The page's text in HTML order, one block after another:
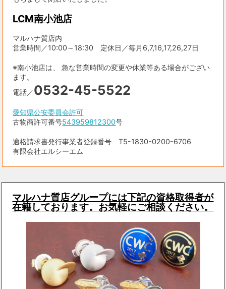
LCM南小池店
マルハナ質店内
営業時間／10:00～18:30 定休日／毎月6,7,16,17,26,27日
※南小池店は、 急な営業時間の変更や休業等ある場合がござい
ます。
電話／0532-45-5522
愛知県公安委員会許可
古物商許可番号543959812300号
適格請求書発行事業者登録番号 T5-1830-0200-6706
有限会社エルシーエム
マルハナ質店グループには下記の資格取得者が
在籍しております。お気軽にご相談ください。